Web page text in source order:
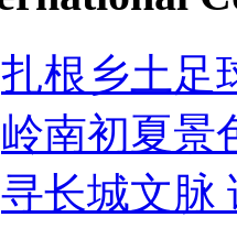
扎根乡土足
岭南初夏景
寻长城文脉